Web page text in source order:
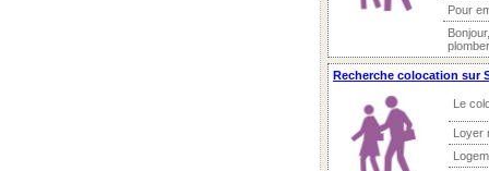
Pour
Recherche colocation sur
Le
Loyer